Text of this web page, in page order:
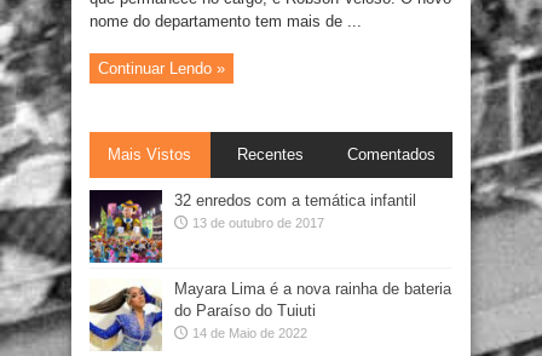
nome do departamento tem mais de ...
Continuar Lendo »
Mais Vistos Recentes Comentados
32 enredos com a temática infantil
13 de outubro de 2017
Mayara Lima é a nova rainha de bateria
do Paraíso do Tuiuti
14 de Maio de 2022